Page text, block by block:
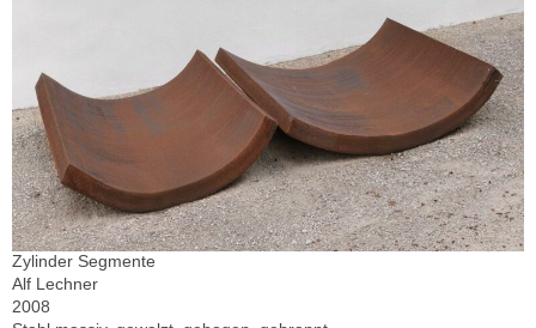
Zylinder Segmente
Alf Lechner
2008